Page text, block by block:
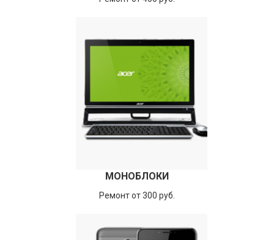
МОНОБЛОКИ
Ремонт от 300 руб.